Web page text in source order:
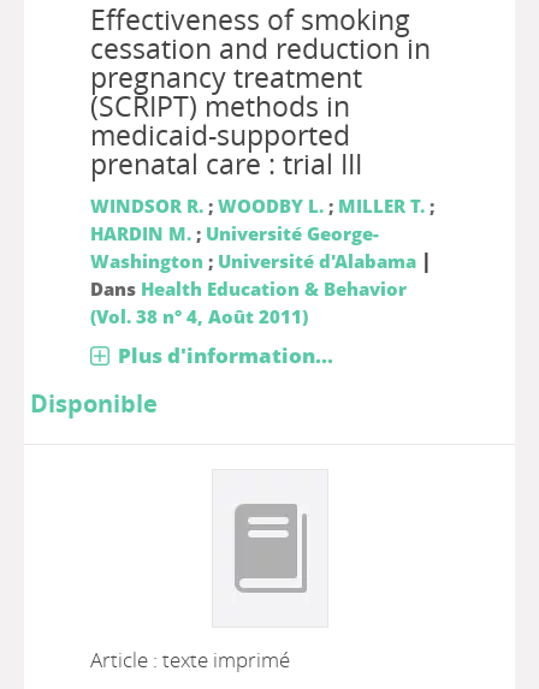
Effectiveness of smoking
cessation and reduction in
pregnancy treatment
(SCRIPT) methods in
medicaid-supported
prenatal care : trial III
WINDSOR R.; WOODBY L.; MILLER T.;
HARDIN M.; Université George-
Washington ; Université d'Alabama |
Dans Health Education & Behavior
(Vol. 38 n° 4, Août 2011)
Plus d'information...
Disponible
Article : texte imprimé